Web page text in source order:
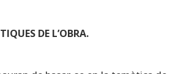
DE L’OBRA.